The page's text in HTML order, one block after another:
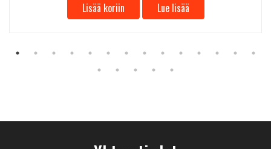
Lisää koriin Lue lisää